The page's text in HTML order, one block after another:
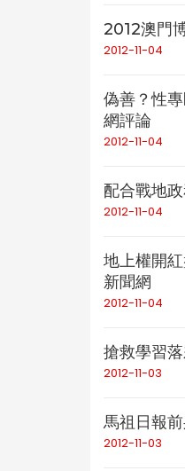
2012澳門
2012-11-04
偽善？性
網評論
2012-11-04
配合戰地
2012-11-04
地上權開
新聞網
2012-11-04
搶救學習
2012-11-03
馬祖日報
2012-11-03